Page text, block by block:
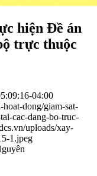
hiện Đề án
trực thuộc
04:00
dong/giam-sat-
cac-dang-bo-truc-
uploads/xay-
1.jpeg